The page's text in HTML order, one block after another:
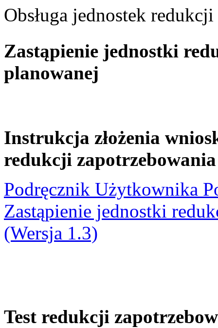
Obsługa jednostek
Zastąpienie jednostki
planowanej
Instrukcja złożenia
redukcji
Podręcznik Użytkownika
Zastąpienie jednostki
(Wersja 1.3)
Test redukcji